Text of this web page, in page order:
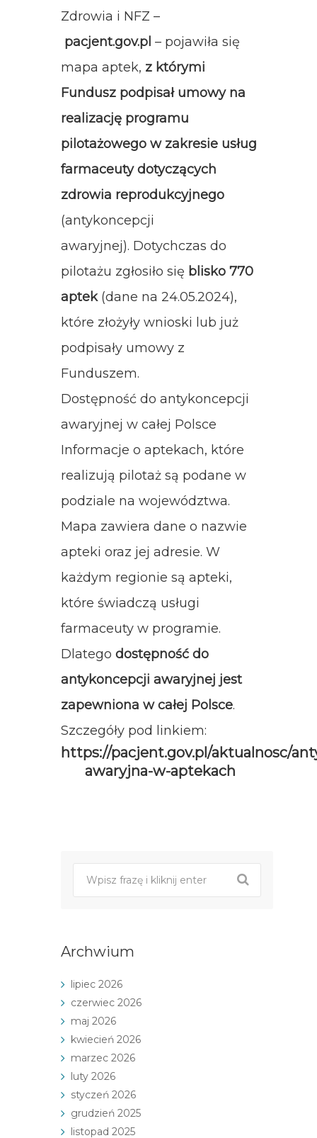
Zdrowia i NFZ –
pacjent.gov.pl – pojawiła się
mapa aptek, z którymi
Fundusz podpisał umowy na
realizację programu
pilotażowego w zakresie usług
farmaceuty dotyczących
zdrowia reprodukcyjnego
(antykoncepcji
awaryjnej). Dotychczas do
pilotażu zgłosiło się blisko 770
aptek (dane na 24.05.2024),
które złożyły wnioski lub już
podpisały umowy z
Funduszem.
Dostępność do antykoncepcji
awaryjnej w całej Polsce
Informacje o aptekach, które
realizują pilotaż są podane w
podziale na województwa.
Mapa zawiera dane o nazwie
apteki oraz jej adresie. W
każdym regionie są apteki,
które świadczą usługi
farmaceuty w programie.
Dlatego dostępność do
antykoncepcji awaryjnej jest
zapewniona w całej Polsce.
Szczegóły pod linkiem:
https://pacjent.gov.pl/aktualnosc/
awaryjna-w-aptekach
Archwium
lipiec 2026
czerwiec 2026
maj 2026
kwiecień 2026
marzec 2026
luty 2026
styczeń 2026
grudzień 2025
listopad 2025